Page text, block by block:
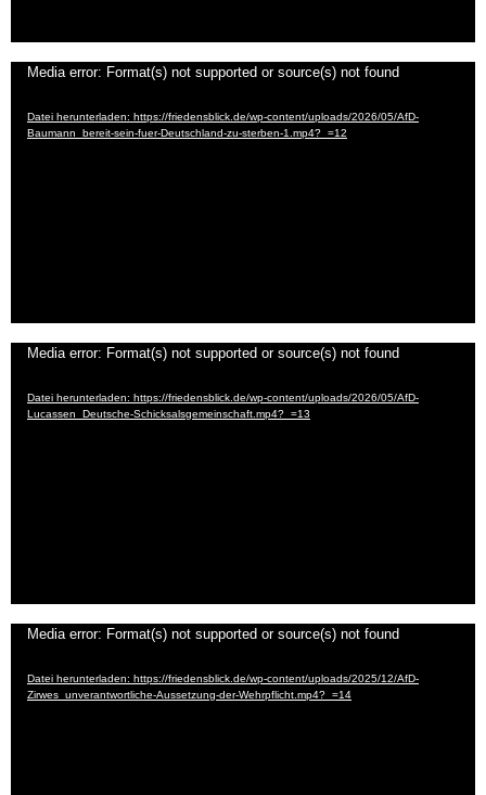
Video-
Media error: Format(s) not supported or source(s) not found
Datei herunterladen: https://friedensblick.de/wp-content/uploads/2026/05/AfD-
Baumann_bereit-sein-fuer-Deutschland-zu-sterben-1.mp4?_=12
Video-
Media error: Format(s) not supported or source(s) not found
Datei herunterladen: https://friedensblick.de/wp-content/uploads/2026/05/AfD-
Lucassen_Deutsche-Schicksalsgemeinschaft.mp4?_=13
Video-
Media error: Format(s) not supported or source(s) not found
Datei herunterladen: https://friedensblick.de/wp-content/uploads/2025/12/AfD-
Zirwes_unverantwortliche-Aussetzung-der-Wehrpflicht.mp4?_=14